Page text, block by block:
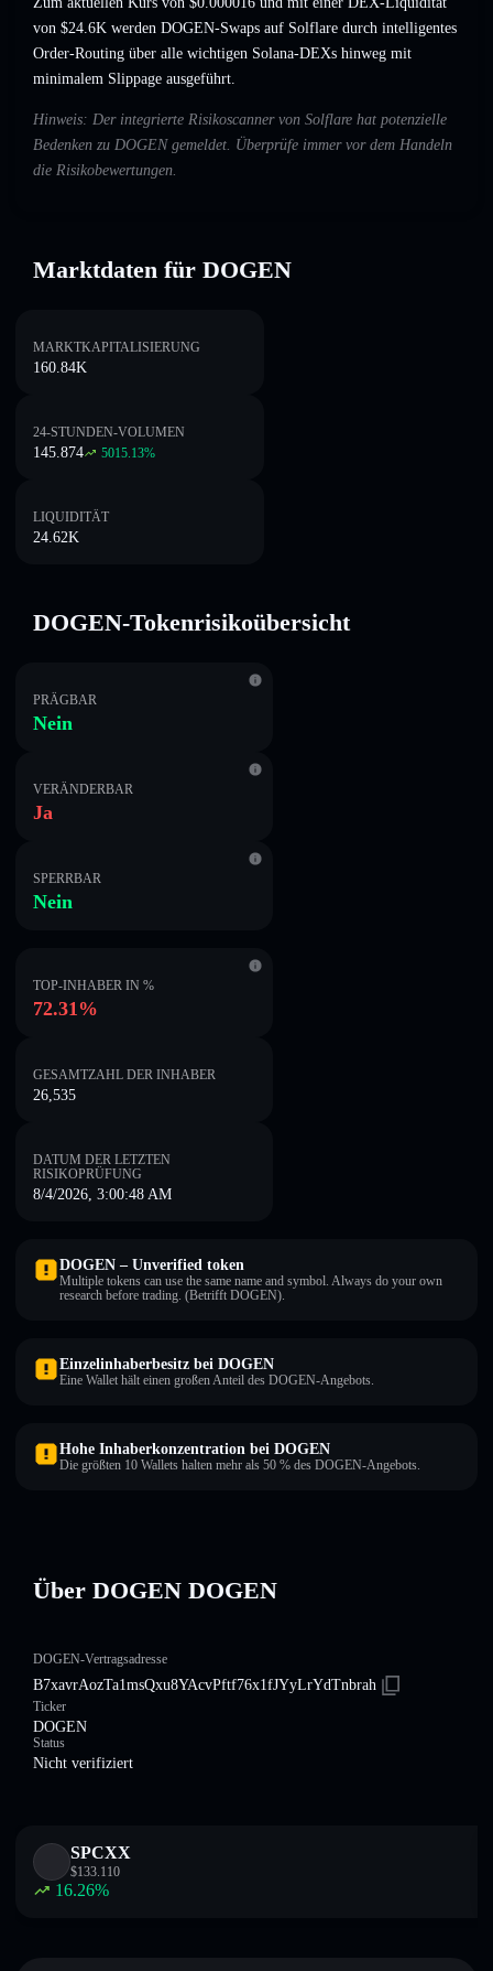
von $24.6K werden DOGEN-Swaps auf Solflare durch intelligentes
Order-Routing über alle wichtigen Solana-DEXs hinweg mit
minimalem Slippage ausgeführt.
Hinweis: Der integrierte Risikoscanner von Solflare hat potenzielle
Bedenken zu DOGEN gemeldet. Überprüfe immer vor dem Handeln
die Risikobewertungen.
Marktdaten für DOGEN
MARKTKAPITALISIERUNG
160.84K
24-STUNDEN-VOLUMEN
145.874 5015.13%
LIQUIDITÄT
24.62K
DOGEN-Tokenrisikoübersicht
PRÄGBAR
Nein
VERÄNDERBAR
Ja
SPERRBAR
Nein
TOP-INHABER IN %
72.31%
GESAMTZAHL DER INHABER
26,535
DATUM DER LETZTEN
RISIKOPRÜFUNG
8/4/2026, 3:00:48 AM
DOGEN – Unverified token
Multiple tokens can use the same name and symbol. Always do your own
research before trading. (Betrifft DOGEN).
Einzelinhaberbesitz bei DOGEN
Eine Wallet hält einen großen Anteil des DOGEN-Angebots.
Hohe Inhaberkonzentration bei DOGEN
Die größten 10 Wallets halten mehr als 50 % des DOGEN-Angebots.
Über DOGEN DOGEN
DOGEN-Vertragsadresse
B7xavrAozTa1msQxu8YAcvPftf76x1fJYyLrYdTnbrah
Ticker
DOGEN
Status
Nicht verifiziert
SPCXX
$133.110
16.26%